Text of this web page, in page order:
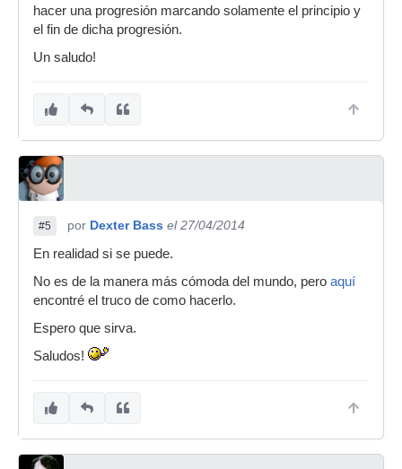
hacer una progresión marcando solamente el principio y
el fin de dicha progresión.
Un saludo!
#5 por Dexter Bass el 27/04/2014
En realidad si se puede.
No es de la manera más cómoda del mundo, pero aquí
encontré el truco de como hacerlo.
Espero que sirva.
Saludos!